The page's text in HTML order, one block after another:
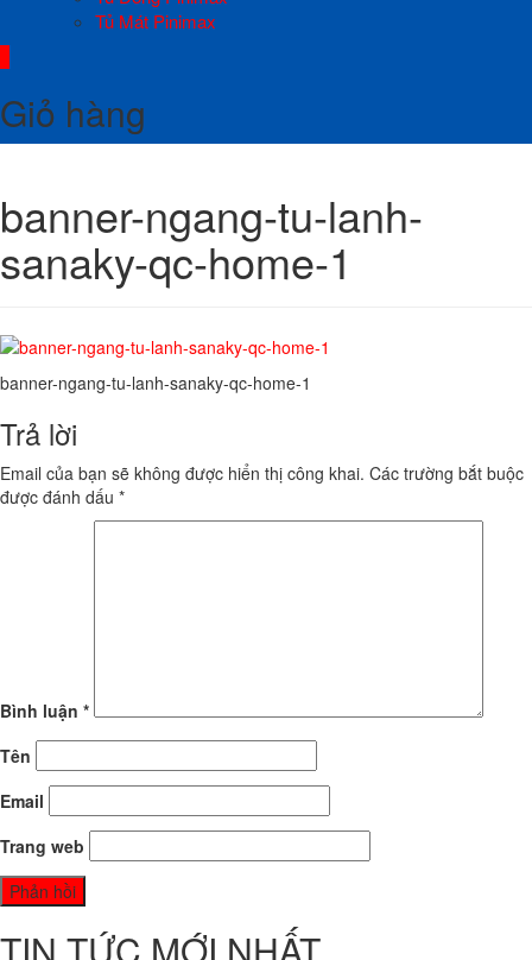
Tủ Mát Pinimax
Giỏ hàng
banner-ngang-tu-lanh-
sanaky-qc-home-1
banner-ngang-tu-lanh-sanaky-qc-home-1
Trả lời
Email của bạn sẽ không được hiển thị công khai. Các trường bắt buộc
được đánh dấu *
Bình luận *
Tên
Email
Trang web
TIN TỨC MỚI NHẤT